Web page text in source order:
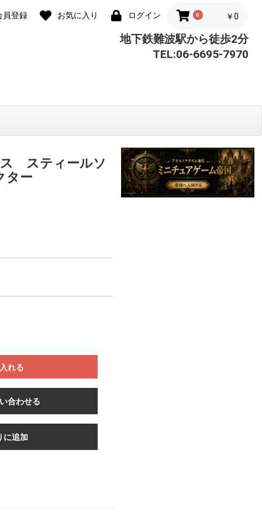
員登録 お気に入り ログイン 0 ￥0
地下鉄難波駅から徒歩2分
TEL:06-6695-7970
スティールソ
ター
れる
合わせる
に追加